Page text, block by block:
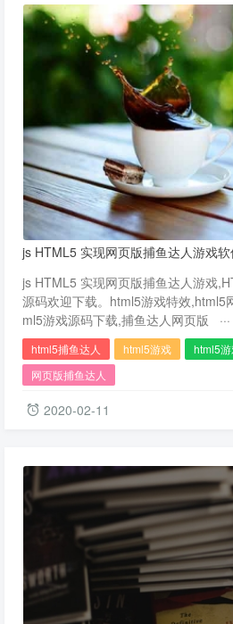
js HTML5 实现网页版捕鱼达人游戏
js HTML5 实现网页版捕鱼达人游戏
源码欢迎下载。html5游戏特效,html5
ml5游戏源码下载,捕鱼达人网页版 ···
html5捕鱼达人 html5游戏 html5
网页版捕鱼达人
2020-02-11